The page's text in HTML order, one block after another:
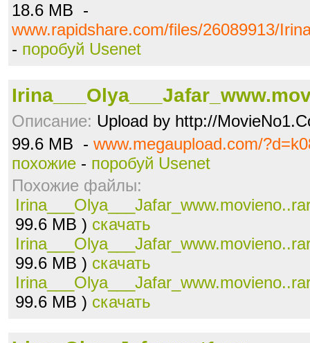
18.6 MB -
www.rapidshare.com/files/26089913/
- поробуй Usenet
Описание: Upload by http://
99.6 MB - www.megaupload.com/
похожие - поробуй Usenet
Похожие файлы:
99.6 MB ) скачать
99.6 MB ) скачать
99.6 MB ) скачать